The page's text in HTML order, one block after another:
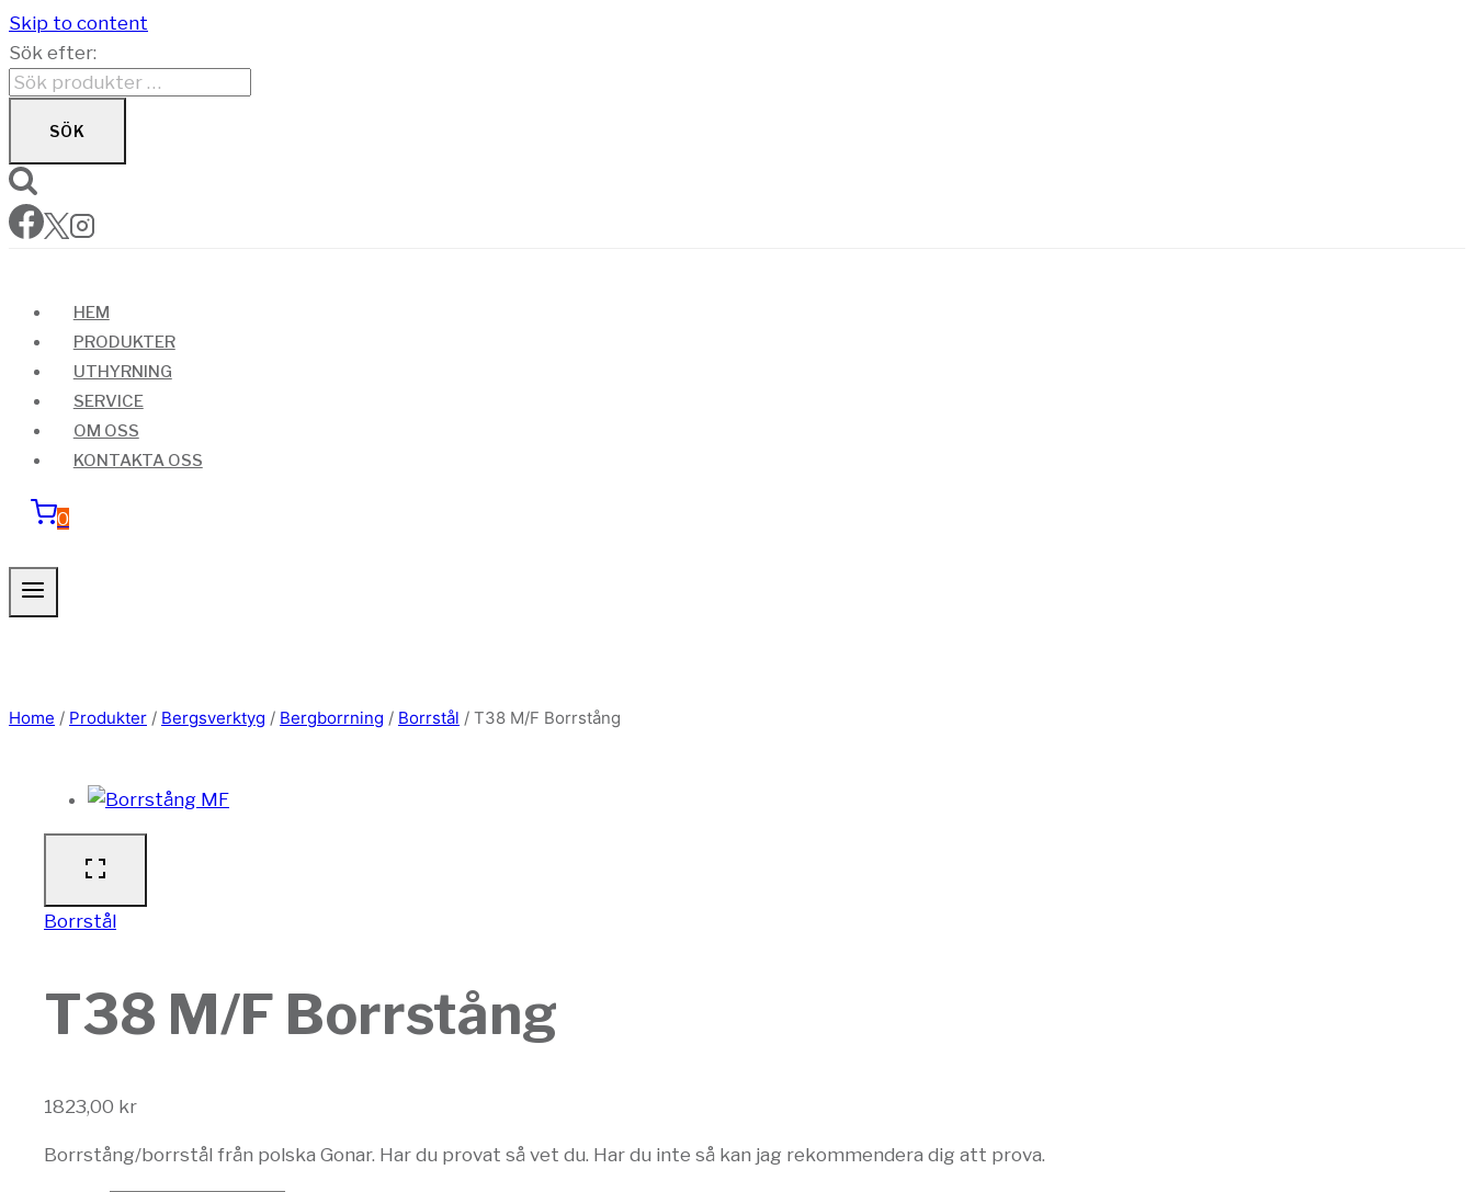
Skip to content
Sök efter:
SÖK
HEM
PRODUKTER
UTHYRNING
SERVICE
OM OSS
KONTAKTA OSS
0
Home / Produkter / Bergsverktyg / Bergborrning / Borrstål / T38 M/F Borrstång
Borrstål
T38 M/F Borrstång
1823,00 kr
Borrstång/borrstål från polska Gonar. Har du provat så vet du. Har du inte så kan jag rekommendera dig att prova.